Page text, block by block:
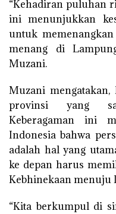
“Kehadiran puluhan
ini menunjukkan
untuk
menang di
Muzani.
Muzani
provinsi yang
Keberagaman ini
Indonesia bahwa
adalah hal yang
ke depan harus
Kebhinekaan menuju
“Kita berkumpul di